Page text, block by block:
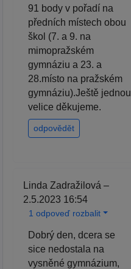
91 body v pořadí na
předních místech obou
škol (7. a 9. na
mimopražském
gymnáziu a 23. a
28.místo na pražském
gymnáziu).Ještě jednou
velice děkujeme.
odpovědět
Linda Zadražilová –
2.5.2023 16:54
1 odpoveď rozbalit
Dobrý den, dcera se
sice nedostala na
vysněné gymnázium,